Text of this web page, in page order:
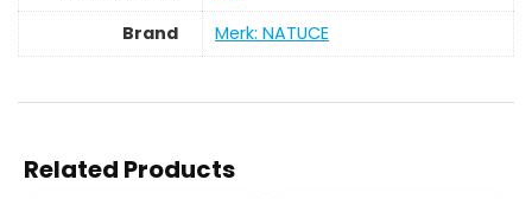
Brand
Merk: NATUCE
Related Products